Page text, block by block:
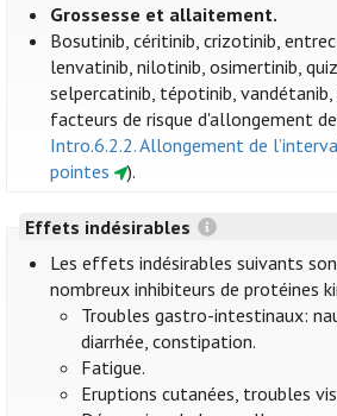
Grossesse et allaitement.
Bosutinib, céritinib, crizotinib,
lenvatinib, nilotinib, osimertinib,
selpercatinib, tépotinib,
facteurs de risque d'allongement
Intro.6.2.2. Allongement de
pointes
).
Effets indésirables
Les effets indésirables suivants
nombreux inhibiteurs de protéines
Troubles gastro-intestinaux:
diarrhée, constipation.
Fatigue.
Eruptions cutanées, troubles